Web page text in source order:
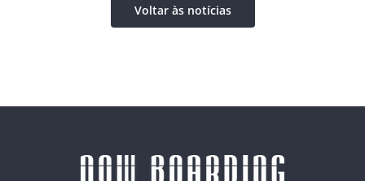
Voltar às notícias